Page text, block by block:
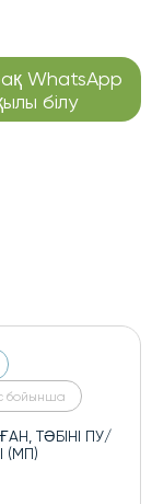
WhatsApp
білу
бойынша
ТӘБІНІ ПУ/
(МП)